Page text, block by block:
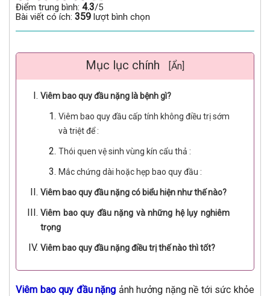
Điểm trung bình: 4.3/5
Bài viết có ích: 359 lượt bình chọn
Mục lục chính [Ẩn]
Viêm bao quy đầu nặng là bệnh gì?
Viêm bao quy đầu cấp tính không điều trị sớm
và triệt để :
Thói quen vệ sinh vùng kín cẩu thả :
Mắc chứng dài hoặc hẹp bao quy đầu :
Viêm bao quy đầu nặng có biểu hiện như thế nào?
Viêm bao quy đầu nặng và những hệ lụy nghiêm
trọng
Viêm bao quy đầu nặng điều trị thế nào thì tốt?
Viêm bao quy đầu nặng ảnh hưởng nặng nề tới sức khỏe